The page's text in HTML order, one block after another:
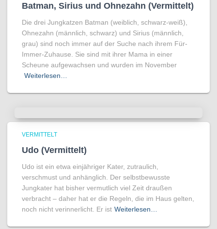
Batman, Sirius und Ohnezahn (Vermittelt)
Die drei Jungkatzen Batman (weiblich, schwarz-weiß),
Ohnezahn (männlich, schwarz) und Sirius (männlich,
grau) sind noch immer auf der Suche nach ihrem Für-
Immer-Zuhause. Sie sind mit ihrer Mama in einer
Scheune aufgewachsen und wurden im November
Weiterlesen…
VERMITTELT
Udo (Vermittelt)
Udo ist ein etwa einjähriger Kater, zutraulich,
verschmust und anhänglich. Der selbstbewusste
Jungkater hat bisher vermutlich viel Zeit draußen
verbracht – daher hat er die Regeln, die im Haus gelten,
noch nicht verinnerlicht. Er ist Weiterlesen…